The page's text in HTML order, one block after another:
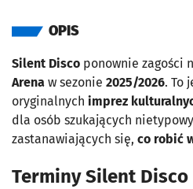
OPIS
Silent Disco ponownie zagości
Arena w sezonie 2025/2026. To
oryginalnych imprez
dla osób szukających
zastanawiających się, co robić
Terminy Silent Disco